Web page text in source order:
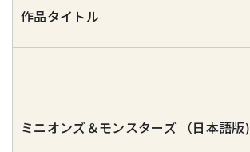
作品タイトル
ミニオンズ＆モンスターズ （日本語版)